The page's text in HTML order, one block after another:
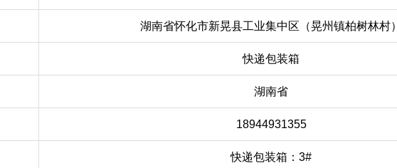
湖南省怀化市新晃县工业集中区（晃州镇柏树林村）
快递包装箱
湖南省
18944931355
快递包装箱：3#